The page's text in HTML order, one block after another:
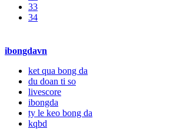
33
34
ibongdavn
ket qua bong da
du doan ti so
livescore
ibongda
ty le keo bong da
kqbd